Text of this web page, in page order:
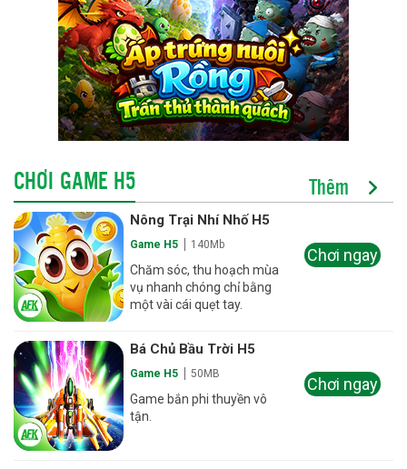
CHƠI GAME H5 Thêm
Nông Trại Nhí Nhố H5
Game H5 140Mb
Chăm sóc, thu hoạch mùa
vụ nhanh chóng chỉ bằng
một vài cái quẹt tay.
Chơi ngay
Bá Chủ Bầu Trời H5
Game H5 50MB
Game bắn phi thuyền vô
tận.
Chơi ngay